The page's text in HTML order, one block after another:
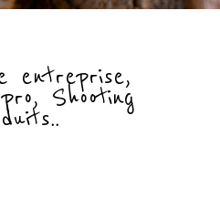
entreprise,
Shooting